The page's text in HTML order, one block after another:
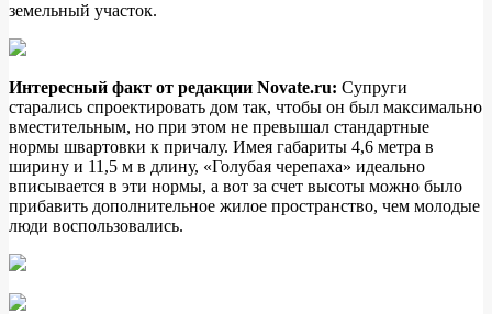
земельный участок.
Интересный факт от редакции Novate.ru: Супруги
старались спроектировать дом так, чтобы он был максимально
вместительным, но при этом не превышал стандартные
нормы швартовки к причалу. Имея габариты 4,6 метра в
ширину и 11,5 м в длину, «Голубая черепаха» идеально
вписывается в эти нормы, а вот за счет высоты можно было
прибавить дополнительное жилое пространство, чем молодые
люди воспользовались.